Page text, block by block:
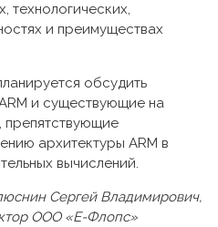
технологических,
и преимуществах
обсудить
и существующие на
архитектуры ARM в
вычислений.
Сергей Владимирович,
ООО «Е-Флопс»